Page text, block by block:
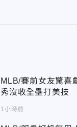
MLB/賽前女友驚
秀沒收全壘打美技
1小時前